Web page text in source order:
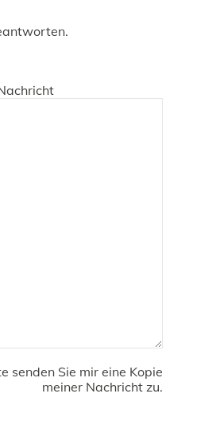
senden Sie mir eine Kopie
meiner Nachricht zu.